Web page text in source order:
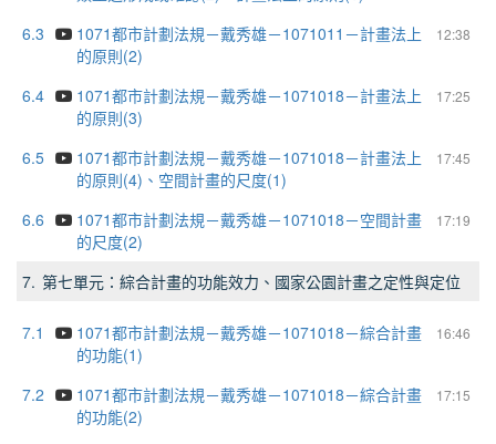
6.3
12:38
1071都市計劃法規－戴秀雄－1071011－計畫法上
的原則(2)
6.4
17:25
1071都市計劃法規－戴秀雄－1071018－計畫法上
的原則(3)
6.5
17:45
1071都市計劃法規－戴秀雄－1071018－計畫法上
的原則(4)、空間計畫的尺度(1)
6.6
17:19
1071都市計劃法規－戴秀雄－1071018－空間計畫
的尺度(2)
7. 第七單元：綜合計畫的功能效力、國家公園計畫之定性與定位
7.1 16:46
1071都市計劃法規－戴秀雄－1071018－綜合計畫
的功能(1)
7.2
17:15
1071都市計劃法規－戴秀雄－1071018－綜合計畫
的功能(2)